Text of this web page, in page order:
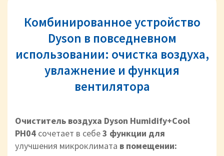
Комбинированное устройство
Dyson в повседневном
использовании: очистка воздуха,
увлажнение и функция
вентилятора
Очиститель воздуха Dyson Humidify+Cool
PH04 сочетает в себе3 функции для
улучшения микроклимата в помещении: